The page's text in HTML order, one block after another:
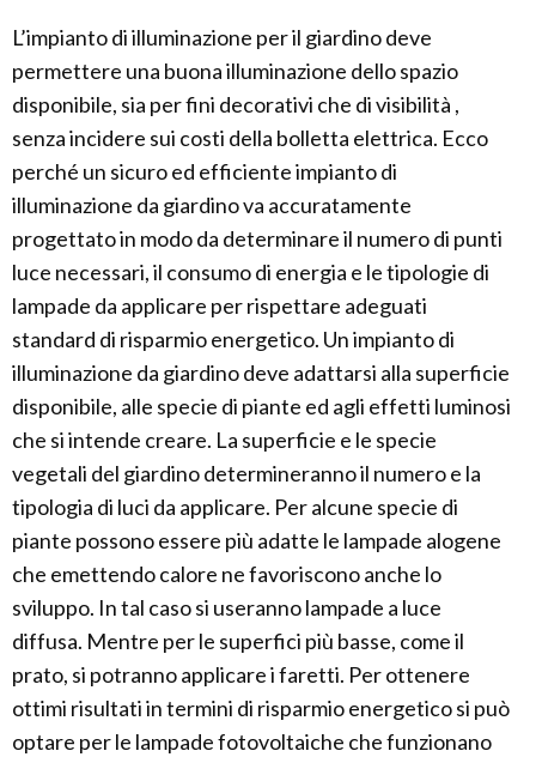
L’impianto di illuminazione per il giardino deve
permettere una buona illuminazione dello spazio
disponibile, sia per fini decorativi che di visibilità ,
senza incidere sui costi della bolletta elettrica. Ecco
perché un sicuro ed efficiente impianto di
illuminazione da giardino va accuratamente
progettato in modo da determinare il numero di punti
luce necessari, il consumo di energia e le tipologie di
lampade da applicare per rispettare adeguati
standard di risparmio energetico. Un impianto di
illuminazione da giardino deve adattarsi alla superficie
disponibile, alle specie di piante ed agli effetti luminosi
che si intende creare. La superficie e le specie
vegetali del giardino determineranno il numero e la
tipologia di luci da applicare. Per alcune specie di
piante possono essere più adatte le lampade alogene
che emettendo calore ne favoriscono anche lo
sviluppo. In tal caso si useranno lampade a luce
diffusa. Mentre per le superfici più basse, come il
prato, si potranno applicare i faretti. Per ottenere
ottimi risultati in termini di risparmio energetico si può
optare per le lampade fotovoltaiche che funzionano